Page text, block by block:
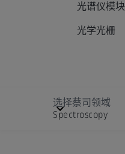
光谱仪模块
光学光栅
选择蔡司领域
Spectroscopy